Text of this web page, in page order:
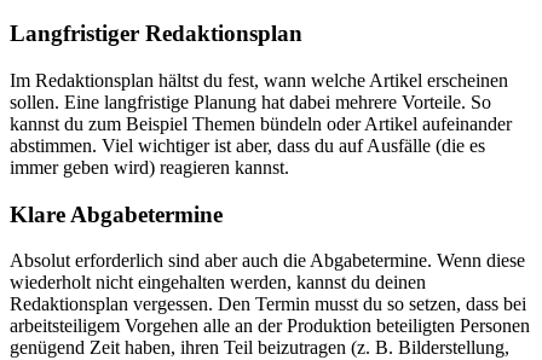
Langfristiger Redaktionsplan
Im Redaktionsplan hältst du fest, wann welche Artikel erscheinen
sollen. Eine langfristige Planung hat dabei mehrere Vorteile. So
kannst du zum Beispiel Themen bündeln oder Artikel aufeinander
abstimmen. Viel wichtiger ist aber, dass du auf Ausfälle (die es
immer geben wird) reagieren kannst.
Klare Abgabetermine
Absolut erforderlich sind aber auch die Abgabetermine. Wenn diese
wiederholt nicht eingehalten werden, kannst du deinen
Redaktionsplan vergessen. Den Termin musst du so setzen, dass bei
arbeitsteiligem Vorgehen alle an der Produktion beteiligten Personen
genügend Zeit haben, ihren Teil beizutragen (z. B. Bilderstellung,